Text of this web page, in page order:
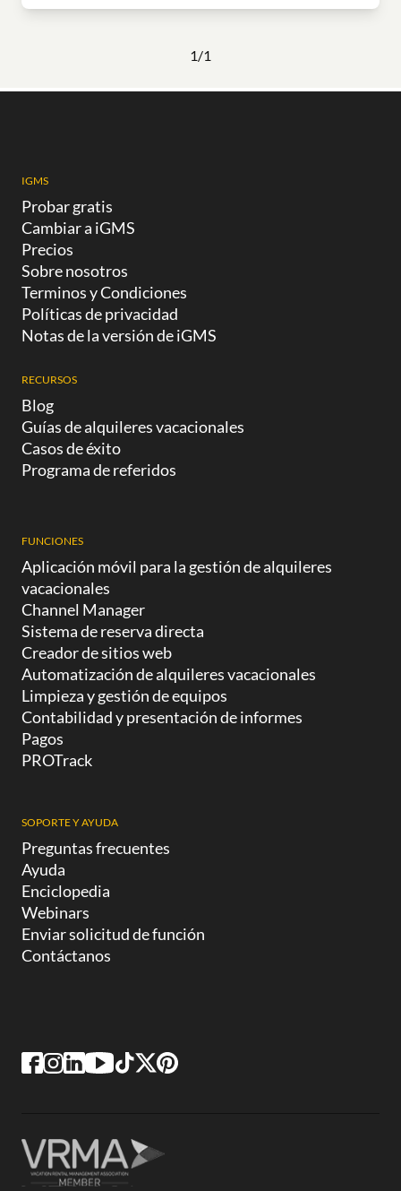
1/1
IGMS
Probar gratis
Cambiar a iGMS
Precios
Sobre nosotros
Terminos y Condiciones
Políticas de privacidad
Notas de la versión de iGMS
RECURSOS
Blog
Guías de alquileres vacacionales
Casos de éxito
Programa de referidos
FUNCIONES
Aplicación móvil para la gestión de alquileres
vacacionales
Channel Manager
Sistema de reserva directa
Creador de sitios web
Automatización de alquileres vacacionales
Limpieza y gestión de equipos
Contabilidad y presentación de informes
Pagos
PROTrack
SOPORTE Y AYUDA
Preguntas frecuentes
Ayuda
Enciclopedia
Webinars
Enviar solicitud de función
Contáctanos